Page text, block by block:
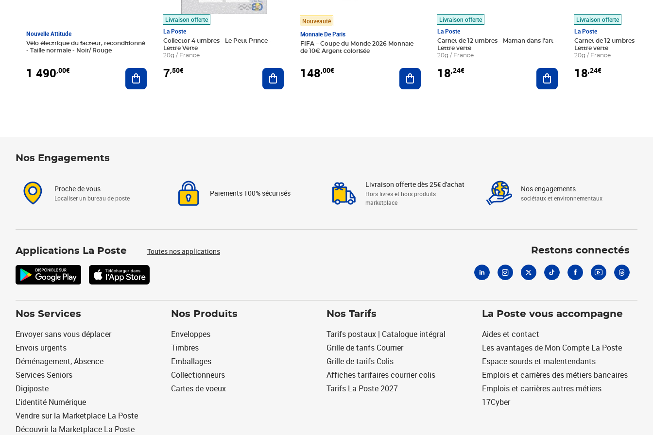
Nouvelle Attitude
Vélo électrique du facteur, reconditionné
- Taille normale - Noir/ Rouge
1 490,00€ Ajouter au panier
Livraison offerte
La Poste
Collector 4 timbres - Le Petit Prince -
Lettre Verte
20g / France
7,50€ Ajouter au panier
Nouveauté
Monnaie De Paris
FIFA – Coupe du Monde 2026 Monnaie
de 10€ Argent colorisée
148,00€ Ajouter au panier
Livraison offerte
La Poste
Carnet de 12 timbres - Maman dans l'art -
Lettre verte
20g / France
18,24€ Ajouter au panier
Livraison offerte
La Poste
Carnet de 12 timbres - Le
Lettre verte
20g / France
18,24€
Nos Engagements
Proche de vous
Localiser un bureau de poste
Paiements 100% sécurisés
Livraison offerte dès 25€ d'achat
Hors livres et hors produits
marketplace
Nos engagements
sociétaux et environnementaux
Applications La Poste Toutes nos applications Restons connectés
Nos Services
Envoyer sans vous déplacer
Envois urgents
Déménagement, Absence
Services Seniors
Digiposte
L'identité Numérique
Vendre sur la Marketplace La Poste
Découvrir la Marketplace La Poste
Nos Produits
Enveloppes
Timbres
Emballages
Collectionneurs
Cartes de voeux
Nos Tarifs
Tarifs postaux | Catalogue intégral
Grille de tarifs Courrier
Grille de tarifs Colis
Affiches tarifaires courrier colis
Tarifs La Poste 2027
La Poste vous accompagne
Aides et contact
Les avantages de Mon Compte La Poste
Espace sourds et malentendants
Emplois et carrières des métiers bancaires
Emplois et carrières autres métiers
17Cyber